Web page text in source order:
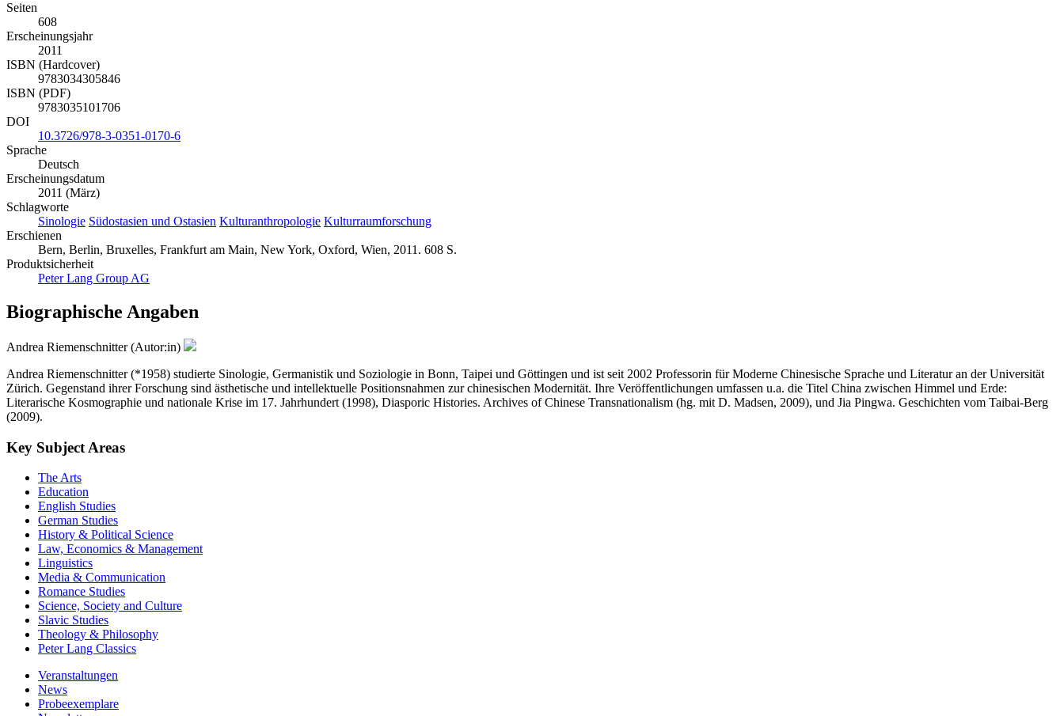
Seiten
608
Erscheinungsjahr
2011
ISBN (Hardcover)
9783034305846
ISBN (PDF)
9783035101706
DOI
10.3726/978-3-0351-0170-6
Sprache
Deutsch
Erscheinungsdatum
2011 (März)
Schlagworte
Sinologie Südostasien und Ostasien Kulturanthropologie Kulturraumforschung
Erschienen
Bern, Berlin, Bruxelles, Frankfurt am Main, New York, Oxford, Wien, 2011. 608 S.
Produktsicherheit
Peter Lang Group AG
Biographische Angaben
Andrea Riemenschnitter (Autor:in)
Andrea Riemenschnitter (*1958) studierte Sinologie, Germanistik und Soziologie in Bonn, Taipei und Göttingen und ist seit 2002 Professorin für Moderne Chinesische Sprache und Literatur an der Universität
Zürich. Gegenstand ihrer Forschung sind ästhetische und intellektuelle Positionsnahmen zur chinesischen Modernität. Ihre Veröffentlichungen umfassen u.a. die Titel China zwischen Himmel und Erde:
Literarische Kosmographie und nationale Krise im 17. Jahrhundert (1998), Diasporic Histories. Archives of Chinese Transnationalism (hg. mit D. Madsen, 2009), und Jia Pingwa. Geschichten vom Taibai-Berg
(2009).
Key Subject Areas
The Arts
Education
English Studies
German Studies
History & Political Science
Law, Economics & Management
Linguistics
Media & Communication
Romance Studies
Science, Society and Culture
Slavic Studies
Theology & Philosophy
Peter Lang Classics
Veranstaltungen
News
Probeexemplare